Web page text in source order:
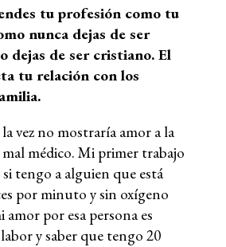
tu profesión como tu
nunca dejas de ser
dejas de ser cristiano. El
tu relación con los
vez no mostraría amor a la
médico. Mi primer trabajo
tengo a alguien que está
por minuto y sin oxígeno
por esa persona es
y saber que tengo 20